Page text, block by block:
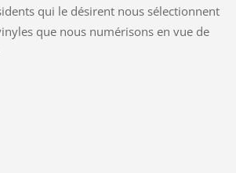
qui le désirent nous sélectionnent
que nous numérisons en vue de